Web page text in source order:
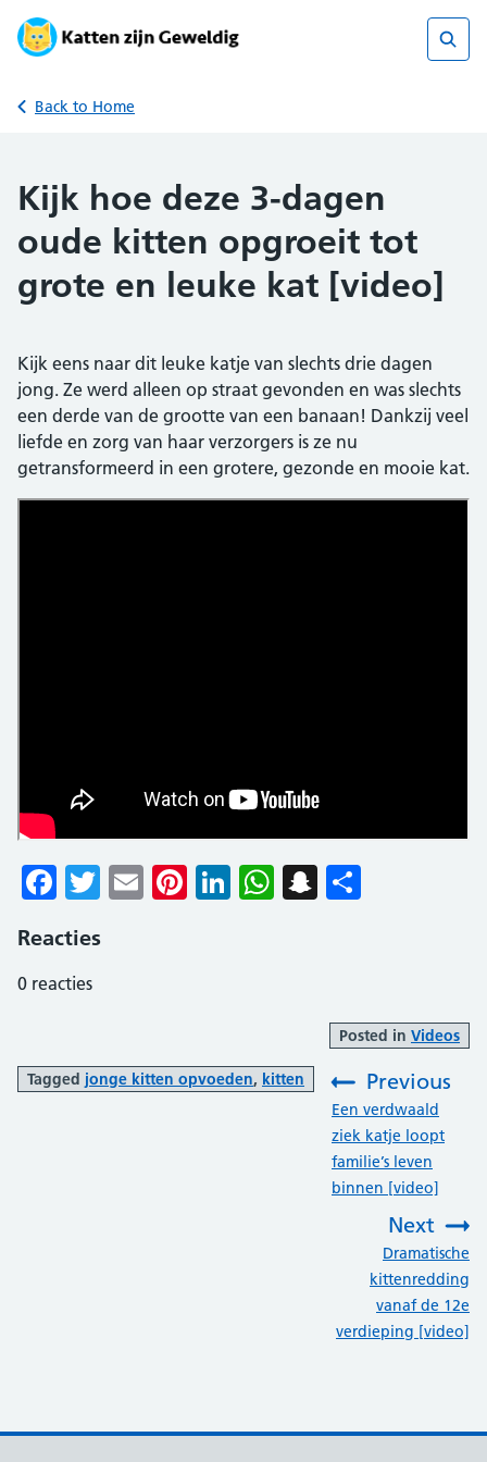
Skip
Back to Home
Kijk hoe deze 3-dagen
oude kitten opgroeit tot
grote en leuke kat [video]
Kijk eens naar dit leuke katje van slechts drie dagen
jong. Ze werd alleen op straat gevonden en was slechts
een derde van de grootte van een banaan! Dankzij veel
liefde en zorg van haar verzorgers is ze nu
getransformeerd in een grotere, gezonde en mooie kat.
Facebook
Twitter
EmailPinterest
LinkedIn
WhatsApp
Snapchat
Reacties
0 reacties
Posted in Videos
Tagged jonge kitten opvoeden, kitten Previous
:Een verdwaald
ziek katje loopt
familie’s leven
binnen [video]
Next
Dramatische
kittenredding
vanaf de 12e
verdieping [video]